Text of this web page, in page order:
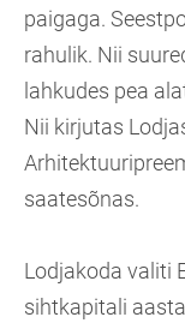
paigaga.
rahulik. Nii
lahkudes pea
Nii kirjutas
saatesõnas.
Lodjakoda valiti
sihtkapitali